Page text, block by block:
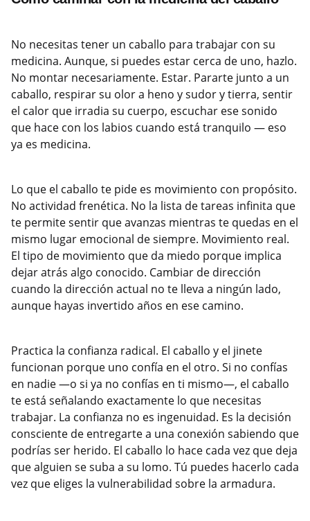
No necesitas tener un caballo para trabajar con su
medicina. Aunque, si puedes estar cerca de uno, hazlo.
No montar necesariamente. Estar. Pararte junto a un
caballo, respirar su olor a heno y sudor y tierra, sentir
el calor que irradia su cuerpo, escuchar ese sonido
que hace con los labios cuando está tranquilo — eso
ya es medicina.
Lo que el caballo te pide es movimiento con propósito.
No actividad frenética. No la lista de tareas infinita que
te permite sentir que avanzas mientras te quedas en el
mismo lugar emocional de siempre. Movimiento real.
El tipo de movimiento que da miedo porque implica
dejar atrás algo conocido. Cambiar de dirección
cuando la dirección actual no te lleva a ningún lado,
aunque hayas invertido años en ese camino.
Practica la confianza radical. El caballo y el jinete
funcionan porque uno confía en el otro. Si no confías
en nadie —o si ya no confías en ti mismo—, el caballo
te está señalando exactamente lo que necesitas
trabajar. La confianza no es ingenuidad. Es la decisión
consciente de entregarte a una conexión sabiendo que
podrías ser herido. El caballo lo hace cada vez que deja
que alguien se suba a su lomo. Tú puedes hacerlo cada
vez que eliges la vulnerabilidad sobre la armadura.